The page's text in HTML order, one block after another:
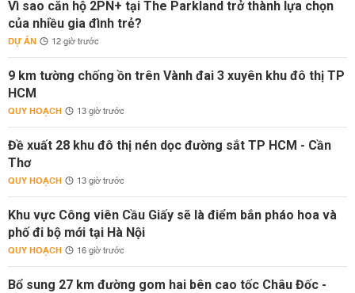
Vì sao căn hộ 2PN+ tại The Parkland trở thành lựa chọn
của nhiều gia đình trẻ?
DỰ ÁN 12 giờ trước
9 km tường chống ồn trên Vành đai 3 xuyên khu đô thị TP
HCM
QUY HOẠCH 13 giờ trước
Đề xuất 28 khu đô thị nén dọc đường sắt TP HCM - Cần
Thơ
QUY HOẠCH 13 giờ trước
Khu vực Công viên Cầu Giấy sẽ là điểm bắn pháo hoa và
phố đi bộ mới tại Hà Nội
QUY HOẠCH 16 giờ trước
Bổ sung 27 km đường gom hai bên cao tốc Châu Đốc -